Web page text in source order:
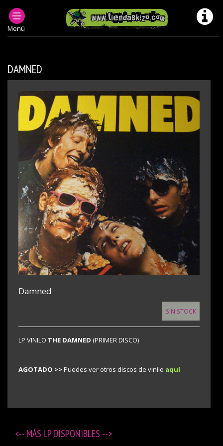
Menú
MUSICA PUNK OI! Y +
DISCOS DE VINILO PUNK OI
DISCOS DE VINILO PUNK OI LP
DAMNED
Damned
SIN STOCK
LP VINILO THE DAMNED (PRIMER DISCO)
AGOTADO >>Puedes ver otros discos de vinilo aquí
<-- MÁS LP DISPONIBLES -->